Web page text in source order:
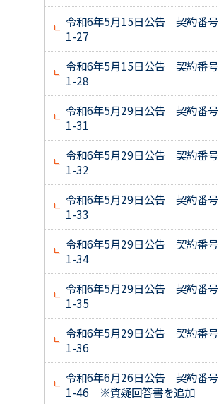
令和6年5月15日公告 契約番号
1-27
令和6年5月15日公告 契約番号
1-28
令和6年5月29日公告 契約番号
1-31
令和6年5月29日公告 契約番号
1-32
令和6年5月29日公告 契約番号
1-33
令和6年5月29日公告 契約番号
1-34
令和6年5月29日公告 契約番号
1-35
令和6年5月29日公告 契約番号
1-36
令和6年6月26日公告 契約番号
1-46 ※質疑回答書を追加